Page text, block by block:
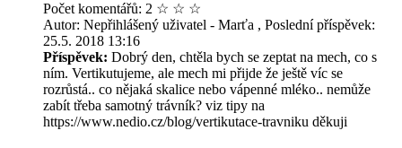
Počet komentářů: 2 ☆ ☆ ☆
Autor: Nepřihlášený uživatel - Marťa , Poslední příspěvek:
25.5. 2018 13:16
Příspěvek: Dobrý den, chtěla bych se zeptat na mech, co s
ním. Vertikutujeme, ale mech mi přijde že ještě víc se
rozrůstá.. co nějaká skalice nebo vápenné mléko.. nemůže
zabít třeba samotný trávník? viz tipy na
https://www.nedio.cz/blog/vertikutace-travniku děkuji